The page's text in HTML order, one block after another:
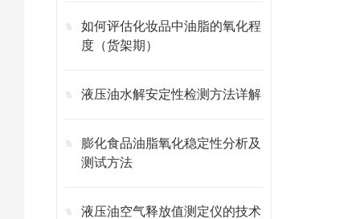
如何评估化妆品中油脂的氧化程
度（货架期）
液压油水解安定性检测方法详解
膨化食品油脂氧化稳定性分析及
测试方法
液压油空气释放值测定仪的技术